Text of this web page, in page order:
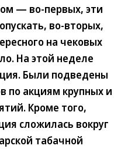
— во-первых, эти
во-вторых,
на чековых
На этой неделе
Были подведены
по акциям крупных и
Кроме того,
сложилась вокруг
табачной